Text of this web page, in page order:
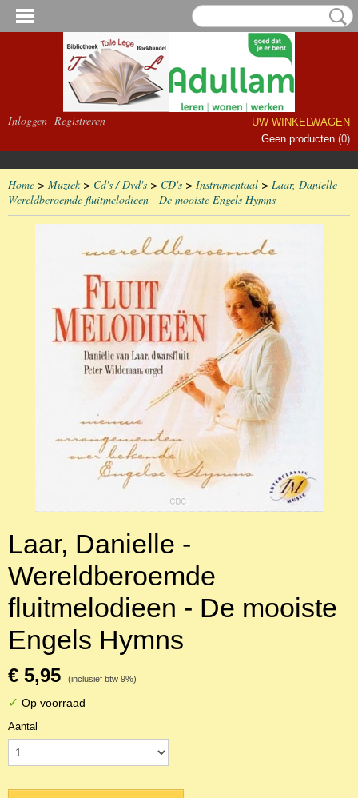
Inloggen Registreren
UW WINKELWAGEN
Geen producten (0)
Home > Muziek> Cd's / Dvd's > CD's > Instrumentaal > Laar, Danielle -
Wereldberoemde fluitmelodieen - De mooiste Engels Hymns
Laar, Danielle -
Wereldberoemde
fluitmelodieen - De mooiste
Engels Hymns
€ 5,95 (inclusief btw 9%)
✓ Op voorraad
Aantal